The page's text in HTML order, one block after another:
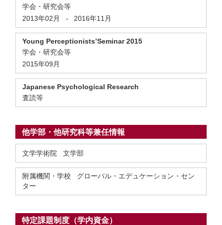
学会・研究会等
2013年02月
- 2016年11月
Young Perceptionists’Seminar 2015
学会・研究会等
2015年09月
Japanese Psychological Research
査読等
他学部・他研究科等兼任情報
文学学術院 文学部
附属機関・学校 グローバル・エデュケーション・セン
ター
特定課題制度（学内資金）